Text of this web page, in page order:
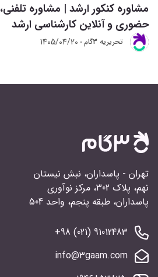
مشاوره کنکور ارشد | مشاوره تلفنی،
حضوری و آنلاین کارشناسی ارشد
تحريريه 3گام 1405/04/20
تهران - پاسداران، نبش نیستان
نهم، پلاک 302، مرکز نوآوری
پاسداران، طبقه پنجم، واحد 504
91012483 (021) 98+
info@3gaam.com